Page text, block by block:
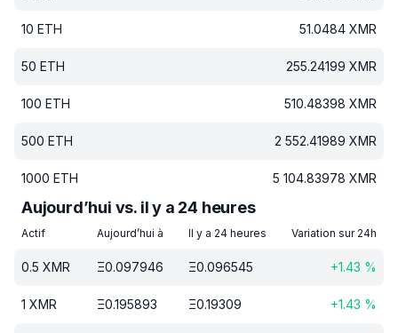
10 ETH 51.0484 XMR
50 ETH 255.24199 XMR
100 ETH 510.48398 XMR
500 ETH 2 552.41989 XMR
1000 ETH 5 104.83978 XMR
Aujourd’hui vs. il y a 24 heures
Actif Aujourd’hui à Il y a 24 heures Variation sur 24h
0.5 XMR Ξ0.097946 Ξ0.096545 +1.43 %
1 XMR Ξ0.195893 Ξ0.19309 +1.43 %